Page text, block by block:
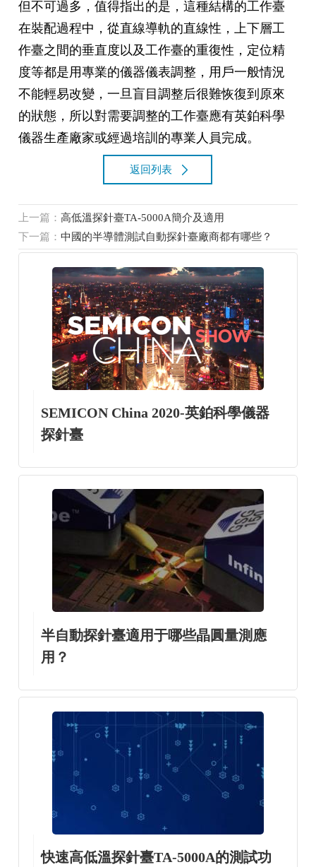
但不可過多，值得指出的是，這種結構的工作臺
在裝配過程中，從直線導軌的直線性，上下層工
作臺之間的垂直度以及工作臺的重復性，定位精
度等都是用專業的儀器儀表調整，用戶一般情況
不能輕易改變，一旦盲目調整后很難恢復到原來
的狀態，所以對需要調整的工作臺應有英鉑科學
儀器生產廠家或經過培訓的專業人員完成。
返回列表
上一篇：高低溫探針臺TA-5000A簡介及適用
下一篇：中國的半導體測試自動探針臺廠商都有哪些？
SEMICON China 2020-英鉑科學儀器
探針臺
半自動探針臺適用于哪些晶圓量測應
用？
快速高低溫探針臺TA-5000A的測試功